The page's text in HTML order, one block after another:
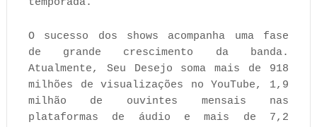
temporada.
O sucesso dos shows acompanha uma fase
de grande crescimento da banda.
Atualmente, Seu Desejo soma mais de 918
milhões de visualizações no YouTube, 1,9
milhão de ouvintes mensais nas
plataformas de áudio e mais de 7,2